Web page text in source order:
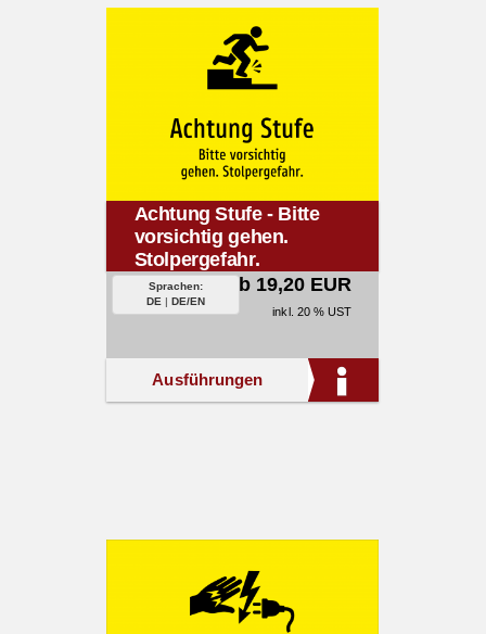
Achtung Stufe - Bitte
vorsichtig gehen.
Stolpergefahr.
Sprachen:
DE | DE/EN
ab 19,20 EUR
inkl. 20 % UST
Ausführungen